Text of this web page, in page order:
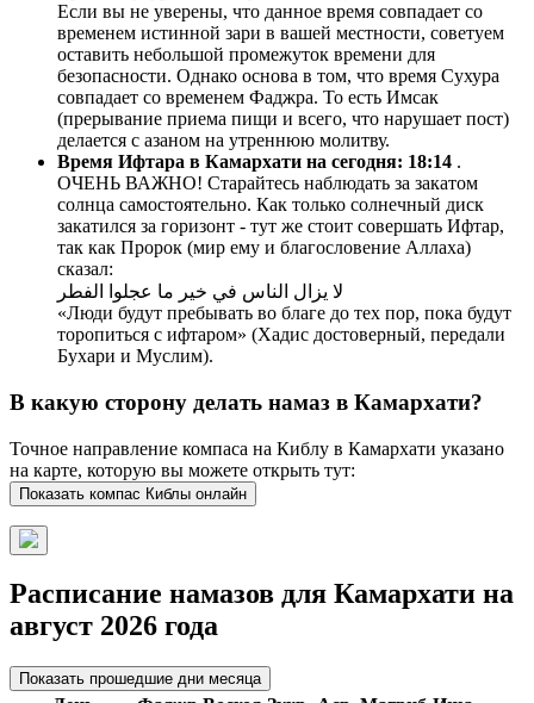
Если вы не уверены, что данное время совпадает со
временем истинной зари в вашей местности, советуем
оставить небольшой промежуток времени для
безопасности. Однако основа в том, что время Сухура
совпадает со временем Фаджра. То есть Имсак
(прерывание приема пищи и всего, что нарушает пост)
делается с азаном на утреннюю молитву.
Время Ифтара в Камархати на сегодня: 18:14 .
ОЧЕНЬ ВАЖНО! Старайтесь наблюдать за закатом
солнца самостоятельно. Как только солнечный диск
закатился за горизонт - тут же стоит совершать Ифтар,
так как Пророк (мир ему и благословение Аллаха)
сказал:
لا يزال الناس في خير ما عجلوا الفطر
«Люди будут пребывать во благе до тех пор, пока будут
торопиться с ифтаром» (Хадис достоверный, передали
Бухари и Муслим).
В какую сторону делать намаз в Камархати?
Точное направление компаса на Киблу в Камархати указано
на карте, которую вы можете открыть тут:
Показать компас Киблы онлайн
Расписание намазов для Камархати на
август 2026 года
Показать прошедшие дни месяца